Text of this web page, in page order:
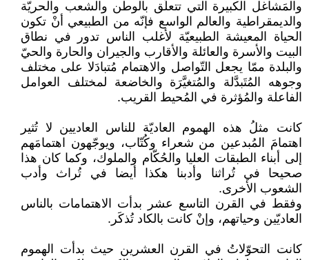
والمَشاغل الكبيرة التي تتعلّق بالوطن والشعب والحريّة
والديمقراطية والعالم الواسع فإنّه من الطبيعي أنْ تكون
الحياة المعيشة الطبيعيّة لأغلب الناس تدور في نطاق
البيت والأسرة والعائلة والأقارب والجيران والحارة والحيّ
والبلدة ممّا يجعل التّواصل والاهتمام مُتبادَلا على مختلف
وجوهه المُتَبدَّلة والمُتغيَّرَة والخاضعة لمختلف العوامل
الفاعلة والمُؤثرة في المُحيط القريب.
كانت مثلُ هذه الهموم العاديّة للناس العاديين لا تُثير
اهتمامَ المُبدعين من شعراء وكُتّاب، ويوجّهون اهتمامَهم
إلى أبناء الطبقات العليا والحُكّام والملوك، وكما كان هذا
صحيحا في تُراثنا وأدبنا هكذا أيضا في تُراث وأدب
الشعوب الأخرى.
وفقط في القرن التاسع عشر بدأت الاهتمامات بالناس
العاديّين وحياتهم، وإنْ كانت بالكاد تُذكَر.
كانت التحوّلاتُ في القرن العشرين حيث بدأت الهموم